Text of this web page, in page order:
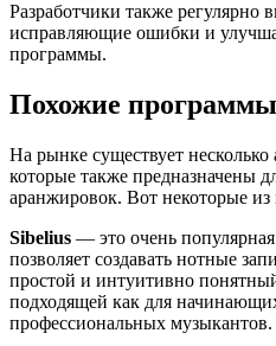
Разработчики также регулярно
исправляющие ошибки и
программы.
Похожие программы
На рынке существует
которые также предназначены
аранжировок. Вот некоторые из
Sibelius — это очень
позволяет создавать нотные
простой и интуитивно
подходящей как для
профессиональных музыкантов.